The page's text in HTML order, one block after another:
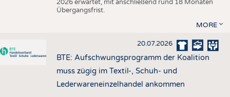
2026 erwartet, mit anschließend rund 18 Monaten
Übergangsfrist.
MORE
20.07.2026
BTE: Aufschwungsprogramm der Koalition
muss zügig im Textil-, Schuh- und
Lederwareneinzelhandel ankommen